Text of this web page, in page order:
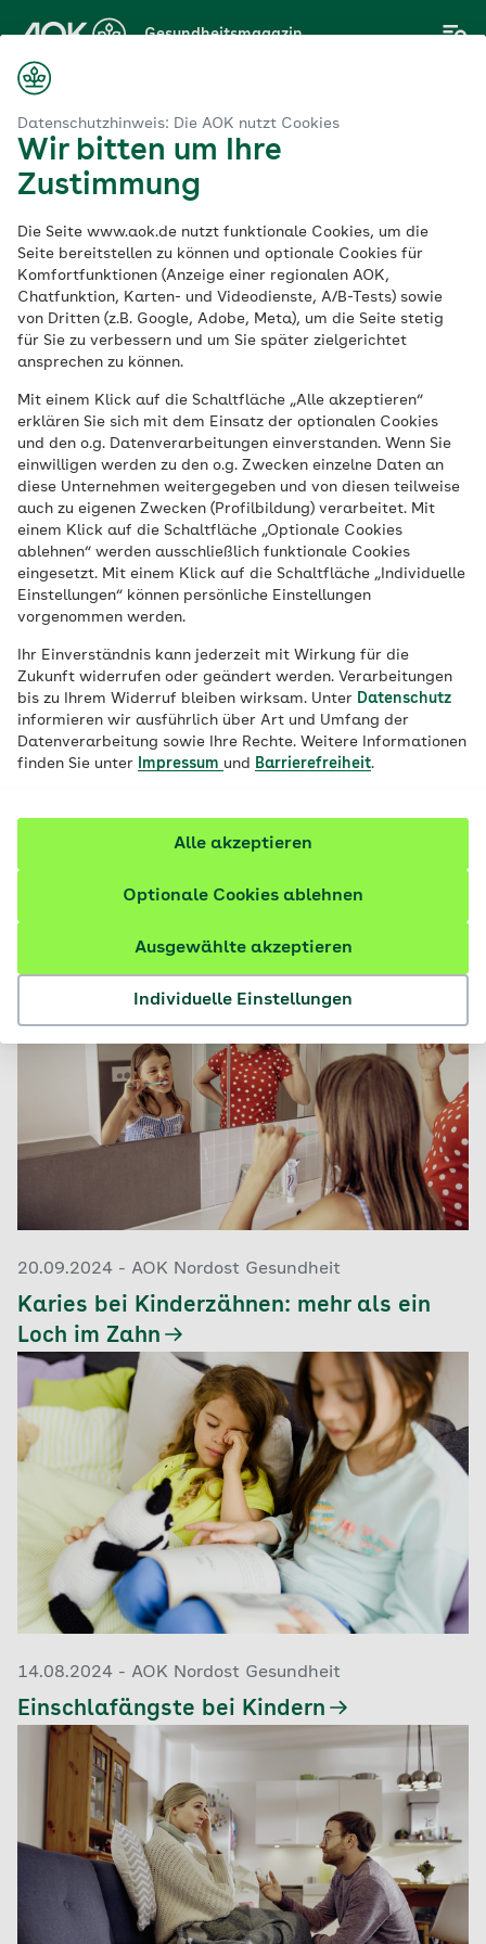
Datenschutzhinweis: Die AOK nutzt Cookies
Wir bitten um Ihre
Zustimmung
Die Seite www.aok.de nutzt funktionale Cookies, um die
Seite bereitstellen zu können und optionale Cookies für
Komfortfunktionen (Anzeige einer regionalen AOK,
Chatfunktion, Karten- und Videodienste, A/B-Tests) sowie
von Dritten (z.B. Google, Adobe, Meta), um die Seite stetig
für Sie zu verbessern und um Sie später zielgerichtet
ansprechen zu können.
Mit einem Klick auf die Schaltfläche „Alle akzeptieren“
erklären Sie sich mit dem Einsatz der optionalen Cookies
und den o.g. Datenverarbeitungen einverstanden. Wenn Sie
einwilligen werden zu den o.g. Zwecken einzelne Daten an
diese Unternehmen weitergegeben und von diesen teilweise
auch zu eigenen Zwecken (Profilbildung) verarbeitet. Mit
einem Klick auf die Schaltfläche „Optionale Cookies
ablehnen“ werden ausschließlich funktionale Cookies
eingesetzt. Mit einem Klick auf die Schaltfläche „Individuelle
Einstellungen“ können persönliche Einstellungen
vorgenommen werden.
Ihr Einverständnis kann jederzeit mit Wirkung für die
Zukunft widerrufen oder geändert werden. Verarbeitungen
bis zu Ihrem Widerruf bleiben wirksam. Unter Datenschutz
informieren wir ausführlich über Art und Umfang der
Datenverarbeitung sowie Ihre Rechte. Weitere Informationen
finden Sie unter
Impressum und Barrierefreiheit.
Individuelle Einstellungen
Ausgewählte akzeptieren
Optionale Cookies ablehnen
Alle akzeptieren
Hauptinhalt
springen
Gesundheitsmagazin
Thema
AOK Nordost
Gesundheit
Depressive Stimmung? Was im Alltag
helfen kann
Die Zahl der Krankschreibungen mit der Diagnose
Depression ist im Nordosten sprunghaft angestiegen.
Doch wann spricht man genau von einer
7 Artikel zu AOK Nordost Gesundheit
20.09.2024 - AOK Nordost Gesundheit
Karies bei Kinderzähnen: mehr als ein
Loch im Zahn
14.08.2024 - AOK Nordost Gesundheit
Einschlafängste bei Kindern